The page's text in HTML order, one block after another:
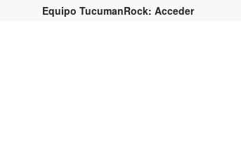
Equipo TucumanRock: Acceder